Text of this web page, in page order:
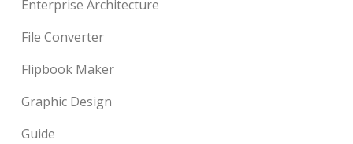
Enterprise Architecture
File Converter
Flipbook Maker
Graphic Design
Guide